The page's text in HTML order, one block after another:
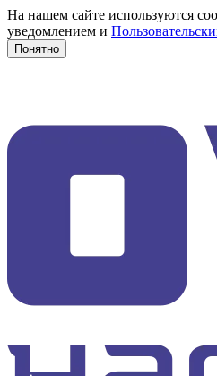
На нашем сайте используются
уведомлением и
Понятно